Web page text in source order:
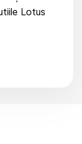
Lotus